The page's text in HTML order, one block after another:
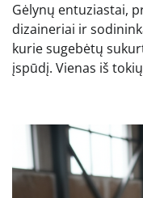
Gėlynų entuziastai,
dizaineriai ir
kurie sugebėtų
įspūdį. Vienas iš